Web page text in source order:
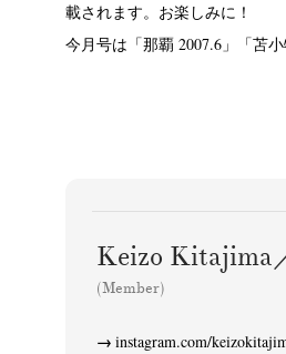
今月号は「那覇 2007.6」「苫
Keizo Kitajima
(Member)
instagram.com/